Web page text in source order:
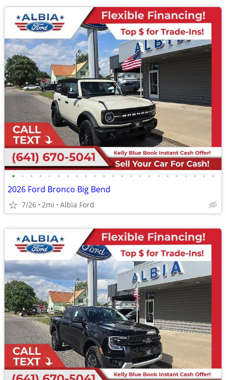
• • • • • • • • • • • • • • • • • • • • • • •
2026 Ford Bronco Big Bend
7/26 2mi Albia Ford